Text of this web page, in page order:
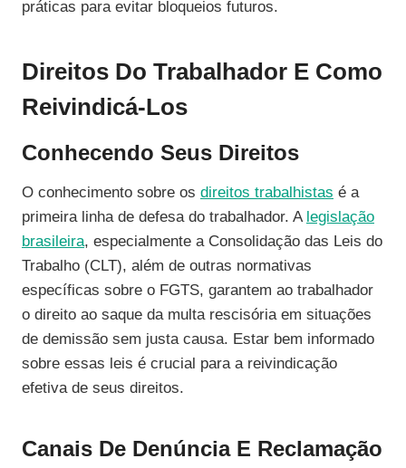
práticas para evitar bloqueios futuros.
Direitos Do Trabalhador E Como
Reivindicá-Los
Conhecendo Seus Direitos
O conhecimento sobre os direitos trabalhistas é a
primeira linha de defesa do trabalhador. A legislação
brasileira, especialmente a Consolidação das Leis do
Trabalho (CLT), além de outras normativas
específicas sobre o FGTS, garantem ao trabalhador
o direito ao saque da multa rescisória em situações
de demissão sem justa causa. Estar bem informado
sobre essas leis é crucial para a reivindicação
efetiva de seus direitos.
Canais De Denúncia E Reclamação